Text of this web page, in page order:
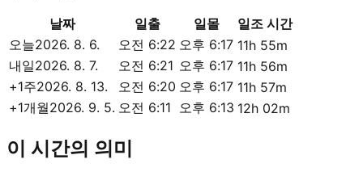
날짜 일출 일몰
일조 시간
오늘2026. 8. 6. 오전 6:22 오후 6:17 11h 55m
내일2026. 8. 7. 오전 6:21 오후 6:17 11h 56m
+1주2026. 8. 13. 오전 6:20 오후 6:17 11h 57m
+1개월2026. 9. 5. 오전 6:11 오후 6:13 12h 02m
이 시간의 의미